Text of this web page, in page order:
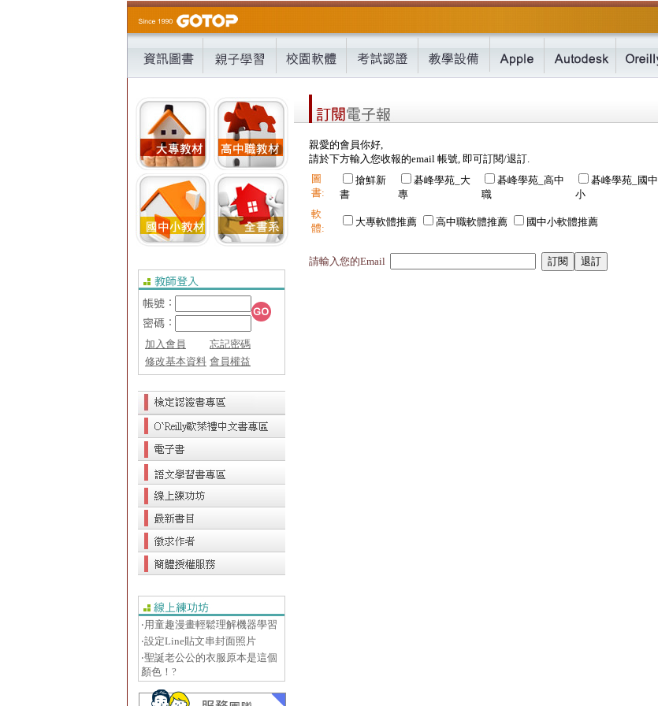
加入會員
忘記密碼
修改基本資料 會員權益
‧用童趣漫畫輕鬆理解機器學習
‧設定Line貼文串封面照片
‧聖誕老公公的衣服原本是這個
顏色！?
親愛的會員你好,
請於下方輸入您收報的email 帳號, 即可訂閱/退訂.
圖
書:
搶鮮新
書
碁峰學苑_大
專
碁峰學苑_高中
職
碁峰學苑_國中
小
軟
體:
大專軟體推薦 高中職軟體推薦 國中小軟體推薦
請輸入您的Email